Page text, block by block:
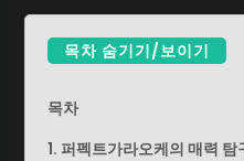
목차 숨기기/보이기
목차
1. 퍼펙트가라오케의 매력 탐